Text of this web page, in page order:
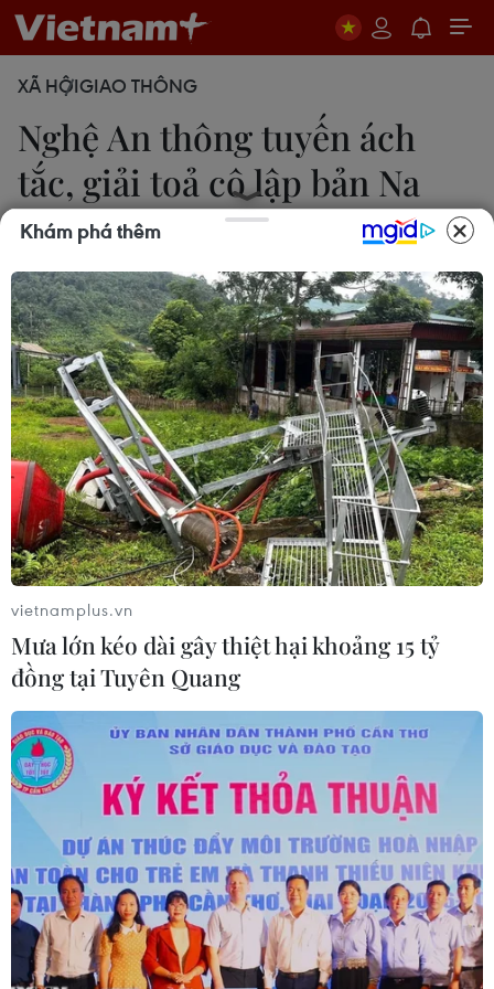
XÃ HỘIGIAO THÔNG
Nghệ An thông tuyến ách
tắc, giải toả cô lập bản Na
Ngân
Xuân Tiến
03/06/2026 11:07
Bản Na Ngân là 1 trong 3 bản vùng đệm, nằm
hoàn toàn trong đại ngàn Pù Huống, cách trung
tâm xã hơn 20km bằng con đường đất độc đạo
vắt lưng chừng núi, thường bị cô lập mỗi khi có sự
cố sạt lở.
Những khu vực sạt lở dọc theo khe suối trong bản Na Ngân đã
được xây dựng bờ kè đá phòng tránh sạt lở khi mưa có mưa
lớn xảy ra. (Ảnh: Xuân Tiến/TTXVN)
Chiều 3/6, ông Lương Văn Ủn, Trưởng bản Na
Khám phá thêm
vietnamplus.vn
Mưa lớn kéo dài gây thiệt hại khoảng 15 tỷ
đồng tại Tuyên Quang